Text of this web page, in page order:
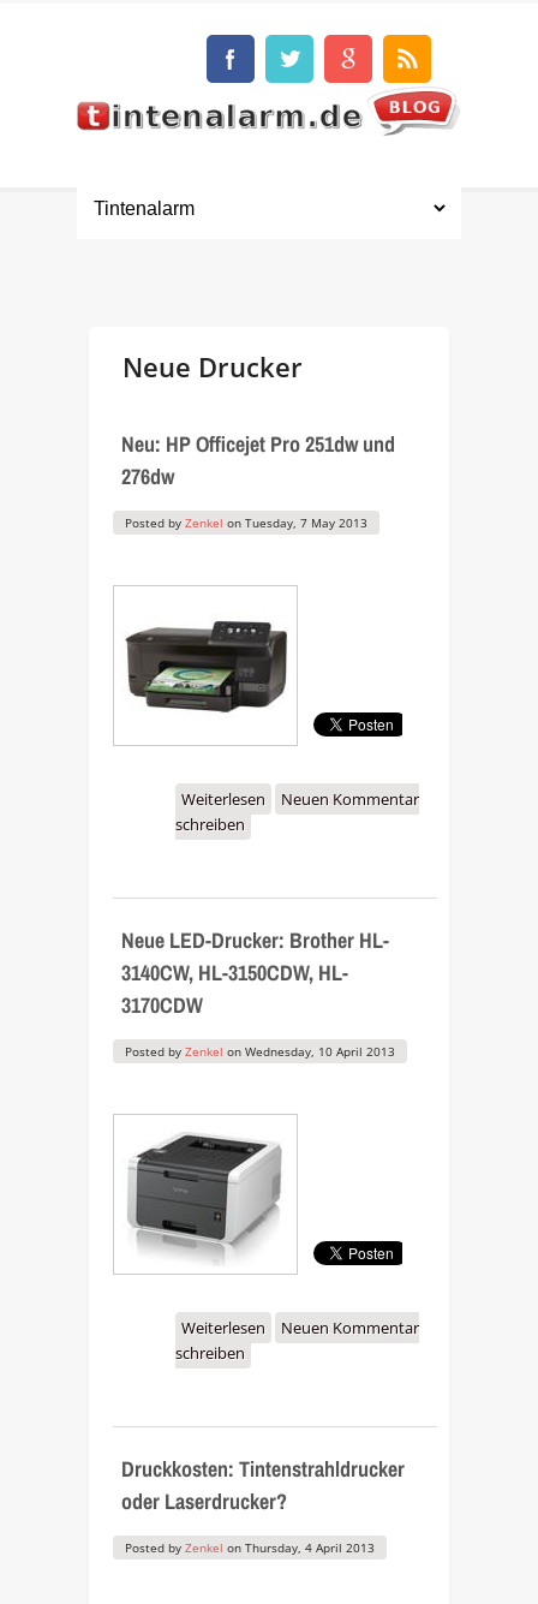
Neue Drucker
Neu: HP Officejet Pro 251dw und
276dw
Posted by Zenkel on Tuesday, 7 May 2013
Weiterlesenüber Neu: HP Officejet
Neuen Kommentar
schreiben
Neue LED-Drucker: Brother HL-
3140CW, HL-3150CDW, HL-
3170CDW
Posted by Zenkel on Wednesday, 10 April 2013
Weiterlesenüber Neue LED-Drucker:
Neuen Kommentar
schreiben
Druckkosten: Tintenstrahldrucker
oder Laserdrucker?
Posted by Zenkel on Thursday, 4 April 2013